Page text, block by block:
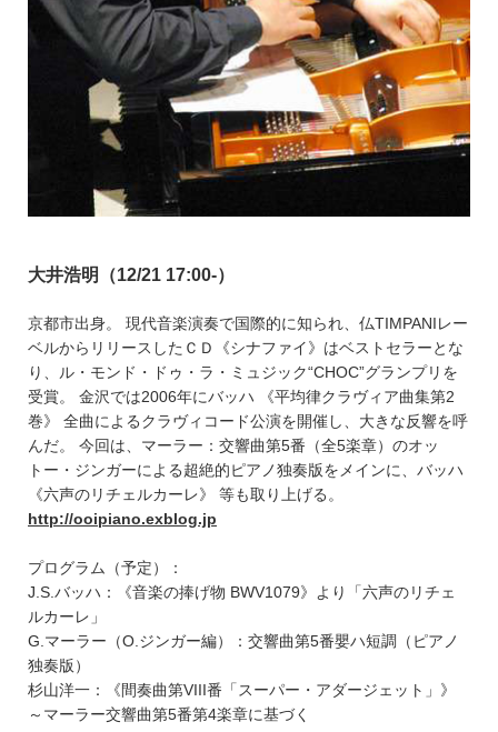
大井浩明（12/21 17:00-）
京都市出身。 現代音楽演奏で国際的に知られ、仏TIMPANIレー
ベルからリリースしたＣＤ《シナファイ》はベストセラーとな
り、ル・モンド・ドゥ・ラ・ミュジック“CHOC”グランプリを
受賞。 金沢では2006年にバッハ 《平均律クラヴィア曲集第2
巻》 全曲によるクラヴィコード公演を開催し、大きな反響を呼
んだ。 今回は、マーラー：交響曲第5番（全5楽章）のオッ
トー・ジンガーによる超絶的ピアノ独奏版をメインに、バッハ
《六声のリチェルカーレ》 等も取り上げる。
http://ooipiano.exblog.jp
プログラム（予定）：
J.S.バッハ：《音楽の捧げ物 BWV1079》より「六声のリチェ
ルカーレ」
G.マーラー（O.ジンガー編）：交響曲第5番嬰ハ短調（ピアノ
独奏版）
杉山洋一：《間奏曲第VIII番「スーパー・アダージェット」》
～マーラー交響曲第5番第4楽章に基づく